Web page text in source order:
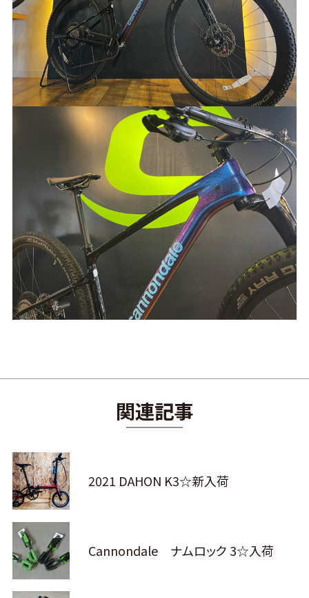
関連記事
2021 DAHON K3☆新入荷
Cannondale ナムロック 3☆入荷